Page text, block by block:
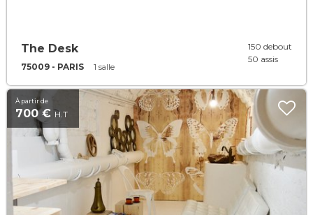
The Desk
75009 - PARIS 1 salle
150 debout
50 assis
À partir de
700 €H.T